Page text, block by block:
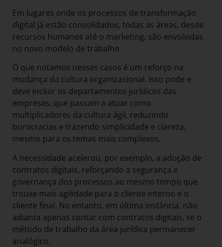
Em lugares onde os processos de transformação
digital já estão consolidados, todas as áreas, desde
recursos humanos até o marketing, são envolvidas
no novo modelo de trabalho.
O que notamos nesses casos é um reforço na
mudança da cultura organizacional. Isso pode e
deve incluir os departamentos jurídicos das
empresas, que passam a atuar como
multiplicadores da cultura ágil, reduzindo
burocracias e trazendo simplicidade e clareza,
mesmo para os temas mais complexos.
A necessidade acelerou, por exemplo, a adoção de
contratos digitais, reforçando a segurança e
governança dos processos ao mesmo tempo que
trouxe mais agilidade para o cliente interno e o
cliente final. No entanto, em última instância, não
adianta apenas contar com contratos digitais, se o
método de trabalho da área jurídica permanecer
analógico.